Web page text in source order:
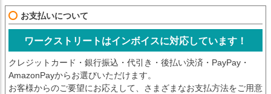
お支払いについて
ワークストリートはインボイスに対応しています！
クレジットカード・銀行振込・代引き・後払い決済・PayPay・
AmazonPayからお選びいただけます。
お客様からのご要望にお応えして、さまざまなお支払方法をご用意